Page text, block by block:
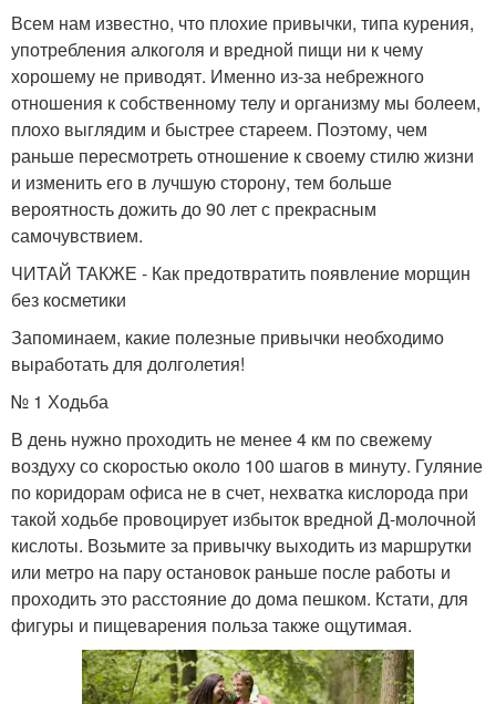
Всем нам известно, что плохие привычки, типа курения,
употребления алкоголя и вредной пищи ни к чему
хорошему не приводят. Именно из-за небрежного
отношения к собственному телу и организму мы болеем,
плохо выглядим и быстрее стареем. Поэтому, чем
раньше пересмотреть отношение к своему стилю жизни
и изменить его в лучшую сторону, тем больше
вероятность дожить до 90 лет с прекрасным
самочувствием.
ЧИТАЙ ТАКЖЕ - Как предотвратить появление морщин
без косметики
Запоминаем, какие полезные привычки необходимо
выработать для долголетия!
№ 1 Ходьба
В день нужно проходить не менее 4 км по свежему
воздуху со скоростью около 100 шагов в минуту. Гуляние
по коридорам офиса не в счет, нехватка кислорода при
такой ходьбе провоцирует избыток вредной Д-молочной
кислоты. Возьмите за привычку выходить из маршрутки
или метро на пару остановок раньше после работы и
проходить это расстояние до дома пешком. Кстати, для
фигуры и пищеварения польза также ощутимая.